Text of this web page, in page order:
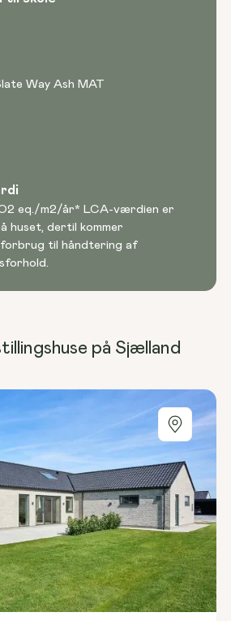
Way Ash MAT
eq./m2/år* LCA-værdien er
huset, dertil kommer
til håndtering af
på Sjælland